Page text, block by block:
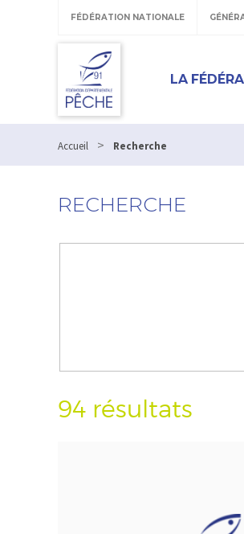
FÉDÉRATION NATIONALE
LA
Accueil > Recherche
RECHERCHE
94 résultats